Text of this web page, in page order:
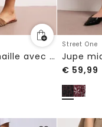
Jupe midi en maille avec imprimé
Street One
€ 59,99